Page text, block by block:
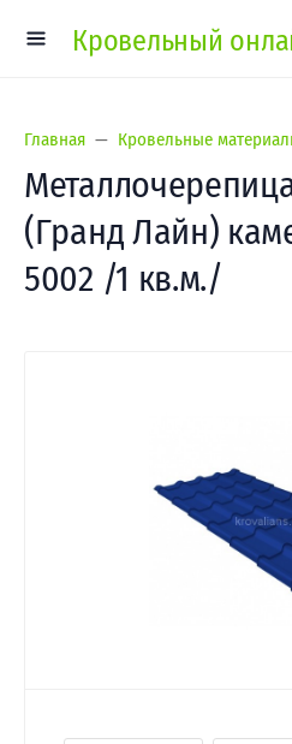
Кровельный
Главная Кровельные
(Гранд Лайн)
5002 /1 кв.м./